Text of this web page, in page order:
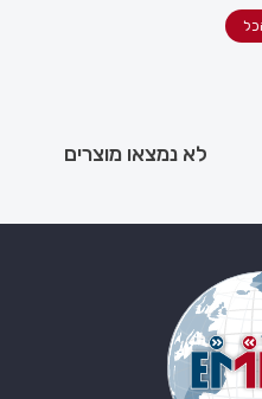
לא נמצאו מוצרים